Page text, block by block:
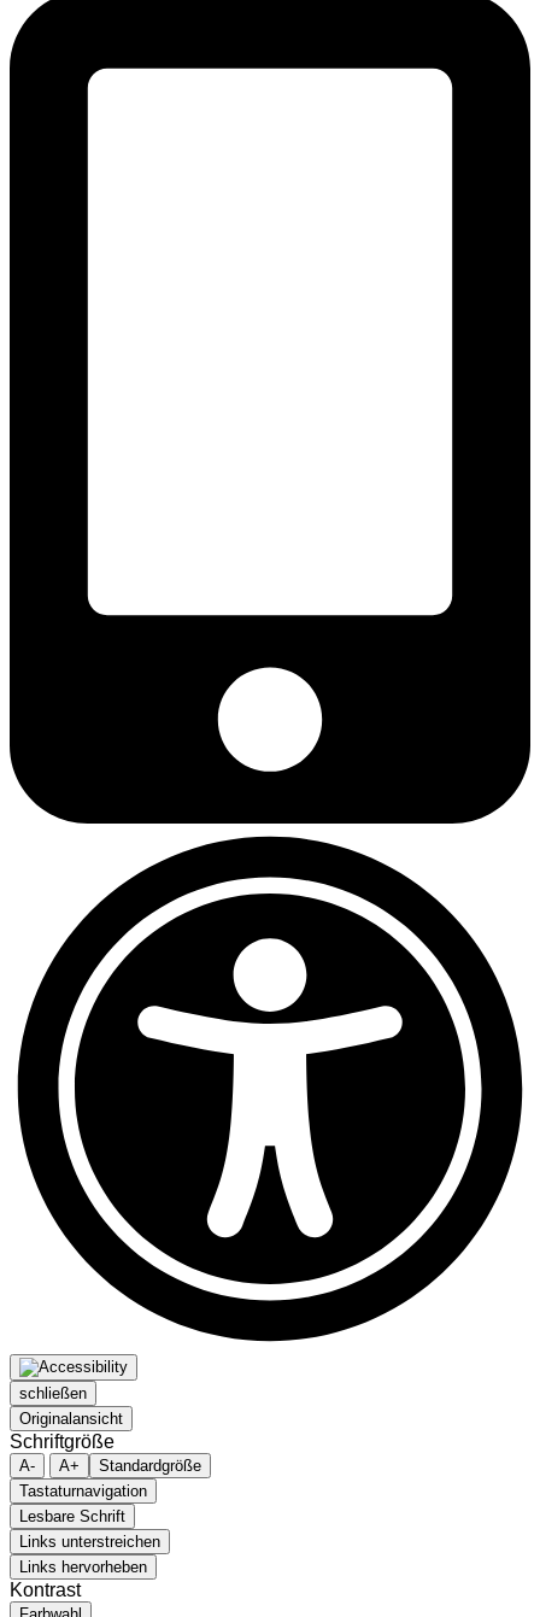
schließen
Originalansicht
Schriftgröße
A- A+
Standardgröße
Tastaturnavigation
Lesbare Schrift
Links unterstreichen
Links hervorheben
Kontrast